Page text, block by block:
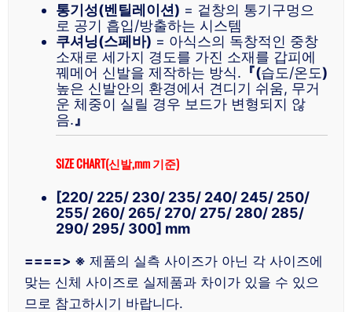
통기성(벤틸레이션) = 겉창의 통기구멍으
로 공기 흡입/방출하는 시스템
쿠셔닝(스페바) = 아식스의 독창적인 중창
소재로 세가지 경도를 가진 소재를 갑피에
꿰메어 신발을 제작하는 방식. 『(습도/온도)
높은 신발안의 환경에서 견디기 쉬움, 무거
운 체중이 실릴 경우 보드가 변형되지 않
음. 』
SIZE CHART(신발,mm 기준)
[220/ 225/ 230/ 235/ 240/ 245/ 250/
255/ 260/ 265/ 270/ 275/ 280/ 285/
290/ 295/ 300] mm
====> ※ 제품의 실측 사이즈가 아닌 각 사이즈에
맞는 신체 사이즈로 실제품과 차이가 있을 수 있으
므로 참고하시기 바랍니다.